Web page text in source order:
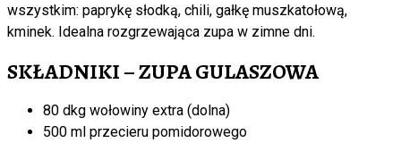
wszystkim: paprykę słodką, chili, gałkę muszkatołową,
kminek. Idealna rozgrzewająca zupa w zimne dni.
SKŁADNIKI – ZUPA GULASZOWA
80 dkg wołowiny extra (dolna)
500 ml przecieru pomidorowego